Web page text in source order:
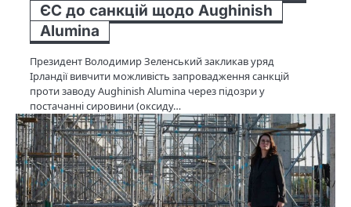
ЄС до санкцій щодо Aughinish
Alumina
Президент Володимир Зеленський закликав уряд
Ірландії вивчити можливість запровадження санкцій
проти заводу Aughinish Alumina через підозри у
постачанні сировини (оксиду…